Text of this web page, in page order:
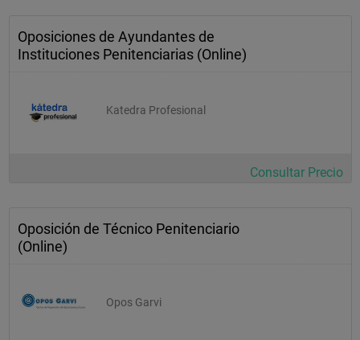
Oposiciones de Ayundantes de
Instituciones Penitenciarias (Online)
Katedra Profesional
Consultar Precio
Oposición de Técnico Penitenciario
(Online)
Opos Garvi